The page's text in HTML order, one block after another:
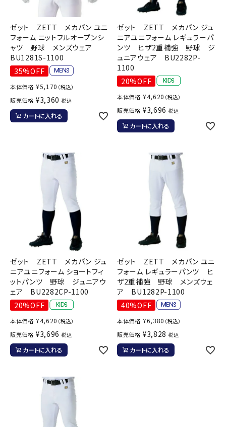
ゼット ZETT メカパン ユニ
フォーム ニットフルオープンシ
ャツ 野球 メンズウェア
BU1281S-1100
35%OFF
本体価格 ¥5,170 （税込）
販売価格 ¥3,360 税込
カートに入れる
ゼット ZETT メカパン ジュ
ニアユニフォーム レギュラーパ
ンツ ヒザ2重補強 野球 ジ
ュニアウェア BU2282P-
1100
20%OFF
本体価格 ¥4,620 （税込）
販売価格 ¥3,696 税込
カートに入れる
ゼット ZETT メカパン ジュ
ニアユニフォーム ショートフィ
ットパンツ 野球 ジュニアウ
ェア BU2282CP-1100
20%OFF
本体価格 ¥4,620 （税込）
販売価格 ¥3,696 税込
カートに入れる
ゼット ZETT メカパン ユニ
フォーム レギュラーパンツ ヒ
ザ2重補強 野球 メンズウェ
ア BU1282P-1100
40%OFF
本体価格 ¥6,380 （税込）
販売価格 ¥3,828 税込
カートに入れる